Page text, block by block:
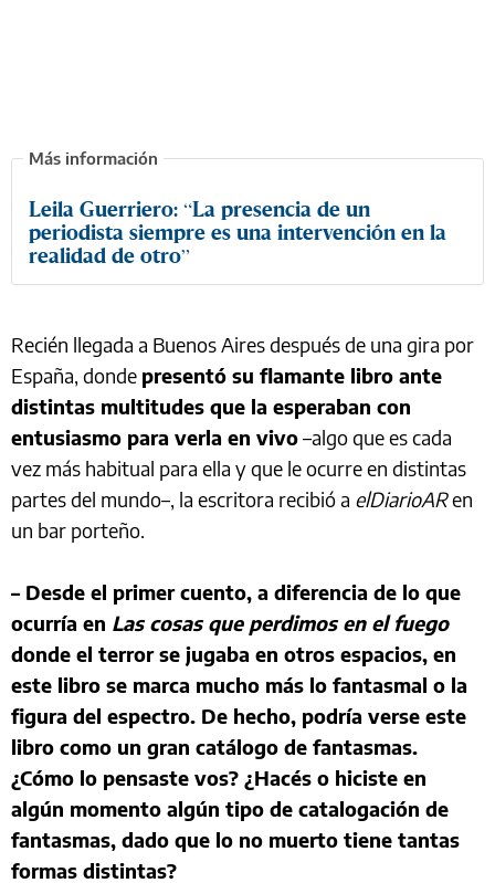
Leila Guerriero: “La presencia de un
periodista siempre es una intervención en la
realidad de otro”
Recién llegada a Buenos Aires después de una gira por
España, donde presentó su flamante libro ante
distintas multitudes que la esperaban con
entusiasmo para verla en vivo–algo que es cada
vez más habitual para ella y que le ocurre en distintas
partes del mundo–, la escritora recibió a elDiarioARen
un bar porteño.
– Desde el primer cuento, a diferencia de lo que
ocurría en Las cosas que perdimos en el fuego
donde el terror se jugaba en otros espacios, en
este libro se marca mucho más lo fantasmal o la
figura del espectro. De hecho, podría verse este
libro como un gran catálogo de fantasmas.
¿Cómo lo pensaste vos? ¿Hacés o hiciste en
algún momento algún tipo de catalogación de
fantasmas, dado que lo no muerto tiene tantas
formas distintas?